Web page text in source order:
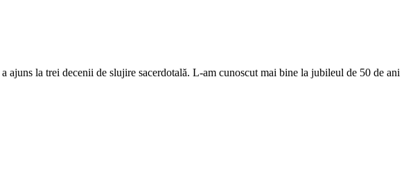
la trei decenii de slujire sacerdotală. L-am cunoscut mai bine la jubileul de 50 de ani